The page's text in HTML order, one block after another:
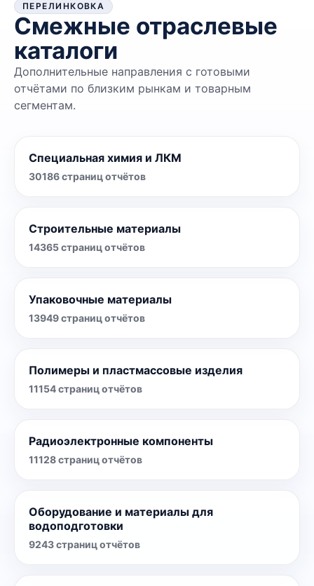
ПЕРЕЛИНКОВКА
Смежные отраслевые
каталоги
Дополнительные направления с готовыми
отчётами по близким рынкам и товарным
сегментам.
Специальная химия и ЛКМ
30186страниц отчётов
Строительные материалы
14365страниц отчётов
Упаковочные материалы
13949страниц отчётов
Полимеры и пластмассовые изделия
11154страниц отчётов
Радиоэлектронные компоненты
11128страниц отчётов
Оборудование и материалы для
водоподготовки
9243страниц отчётов